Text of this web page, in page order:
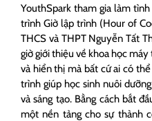
YouthSpark tham gia làm
trình Giờ lập trình (Hour of
THCS và THPT Nguyễn Tất
giờ giới thiệu về khoa học
và hiển thị mà bất cứ ai có
trình giúp học sinh nuôi
và sáng tạo. Bằng cách bắt
một nền tảng cho sự thành